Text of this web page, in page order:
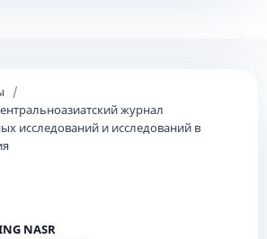
/
журнал
исследований и исследований в
NASR